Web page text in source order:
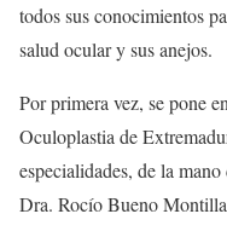
todos sus conocimientos
salud ocular y sus anejos.
Por primera vez, se pone
Oculoplastia de
especialidades, de la
Dra. Rocío Bueno